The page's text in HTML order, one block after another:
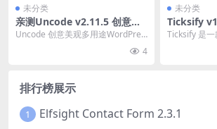
未分类
亲测Uncode v2.11.5 创意美
观多用途WordPress主题下载
Uncode 创意美观多用途WordPres
4
未分类
Ticksify
职业者和
软件PHP
Ticksify 是一
排行榜展示
1 Elfsight Contact Form 2.3.1